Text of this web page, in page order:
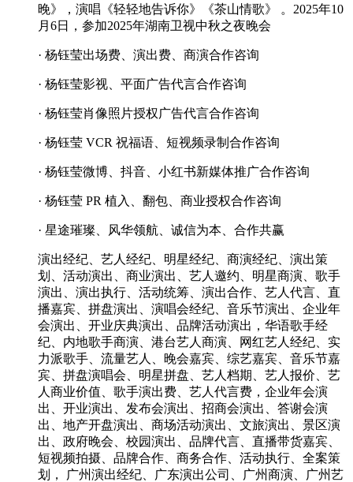
晚》，演唱《轻轻地告诉你》《茶山情歌》 。2025年10
月6日，参加2025年湖南卫视中秋之夜晚会
· 杨钰莹出场费、演出费、商演合作咨询
· 杨钰莹影视、平面广告代言合作咨询
· 杨钰莹肖像照片授权广告代言合作咨询
· 杨钰莹 VCR 祝福语、短视频录制合作咨询
· 杨钰莹微博、抖音、小红书新媒体推广合作咨询
· 杨钰莹 PR 植入、翻包、商业授权合作咨询
· 星途璀璨、风华领航、诚信为本、合作共赢
演出经纪、艺人经纪、明星经纪、商演经纪、演出策
划、活动演出、商业演出、艺人邀约、明星商演、歌手
演出、演出执行、活动统筹、演出合作、艺人代言、直
播嘉宾、拼盘演出、演唱会经纪、音乐节演出、企业年
会演出、开业庆典演出、品牌活动演出，华语歌手经
纪、内地歌手商演、港台艺人商演、网红艺人经纪、实
力派歌手、流量艺人、晚会嘉宾、综艺嘉宾、音乐节嘉
宾、拼盘演唱会、明星拼盘、艺人档期、艺人报价、艺
人商业价值、歌手演出费、艺人代言费，企业年会演
出、开业演出、发布会演出、招商会演出、答谢会演
出、地产开盘演出、商场活动演出、文旅演出、景区演
出、政府晚会、校园演出、品牌代言、直播带货嘉宾、
短视频拍摄、品牌合作、商务合作、活动执行、全案策
划， 广州演出经纪、广东演出公司、广州商演、广州艺